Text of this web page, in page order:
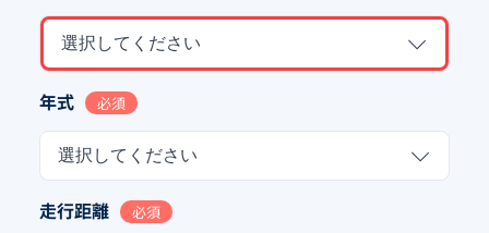
選択してください
年式 必須
選択してください
走行距離 必須